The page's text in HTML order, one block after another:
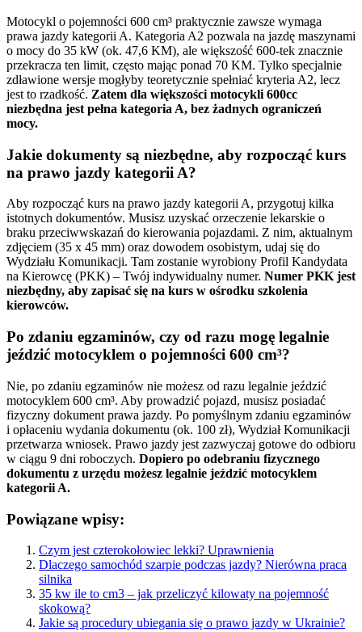
Motocykl o pojemności 600 cm³ praktycznie zawsze wymaga
prawa jazdy kategorii A. Kategoria A2 pozwala na jazdę maszynami
o mocy do 35 kW (ok. 47,6 KM), ale większość 600-tek znacznie
przekracza ten limit, często mając ponad 70 KM. Tylko specjalnie
zdławione wersje mogłyby teoretycznie spełniać kryteria A2, lecz
jest to rzadkość. Zatem dla większości motocykli 600cc
niezbędna jest pełna kategoria A, bez żadnych ograniczeń
mocy.
Jakie dokumenty są niezbędne, aby rozpocząć kurs
na prawo jazdy kategorii A?
Aby rozpocząć kurs na prawo jazdy kategorii A, przygotuj kilka
istotnych dokumentów. Musisz uzyskać orzeczenie lekarskie o
braku przeciwwskazań do kierowania pojazdami. Z nim, aktualnym
zdjęciem (35 x 45 mm) oraz dowodem osobistym, udaj się do
Wydziału Komunikacji. Tam zostanie wyrobiony Profil Kandydata
na Kierowcę (PKK) – Twój indywidualny numer. Numer PKK jest
niezbędny, aby zapisać się na kurs w ośrodku szkolenia
kierowców.
Po zdaniu egzaminów, czy od razu mogę legalnie
jeździć motocyklem o pojemności 600 cm³?
Nie, po zdaniu egzaminów nie możesz od razu legalnie jeździć
motocyklem 600 cm³. Aby prowadzić pojazd, musisz posiadać
fizyczny dokument prawa jazdy. Po pomyślnym zdaniu egzaminów
i opłaceniu wydania dokumentu (ok. 100 zł), Wydział Komunikacji
przetwarza wniosek. Prawo jazdy jest zazwyczaj gotowe do odbioru
w ciągu 9 dni roboczych. Dopiero po odebraniu fizycznego
dokumentu z urzędu możesz legalnie jeździć motocyklem
kategorii A.
Powiązane wpisy:
Czym jest czterokołowiec lekki? Uprawnienia
Dlaczego samochód szarpie podczas jazdy? Nierówna praca
silnika
35 kw ile to cm3 – jak przeliczyć kilowaty na pojemność
skokową?
Jakie są procedury ubiegania się o prawo jazdy w Ukrainie?